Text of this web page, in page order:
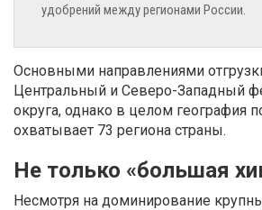
удобрений между регионами России.
Основными направлениями
Центральный и Северо-Западный
округа, однако в целом география
охватывает 73 региона страны.
Не только «большая
Несмотря на доминирование